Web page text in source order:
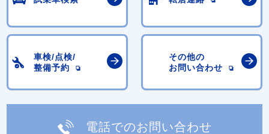
車検/点検/
整備予約
その他の
お問い合わせ
電話でのお問い合わせ